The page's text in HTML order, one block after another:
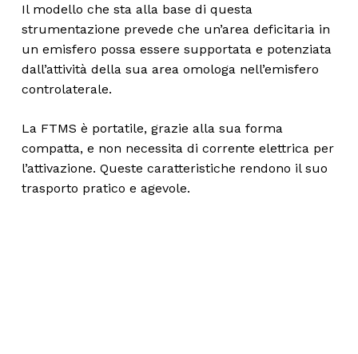
Il modello che sta alla base di questa
strumentazione prevede che un’area deficitaria in
un emisfero possa essere supportata e potenziata
dall’attività della sua area omologa nell’emisfero
controlaterale.
La FTMS è portatile, grazie alla sua forma
compatta, e non necessita di corrente elettrica per
l’attivazione. Queste caratteristiche rendono il suo
trasporto pratico e agevole.